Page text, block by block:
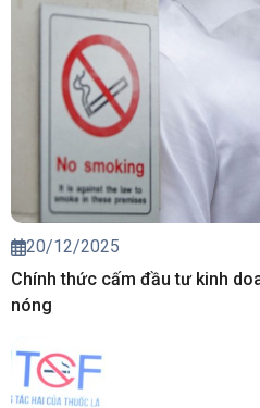
20/12/2025
Chính thức cấm đầu tư kinh
nóng